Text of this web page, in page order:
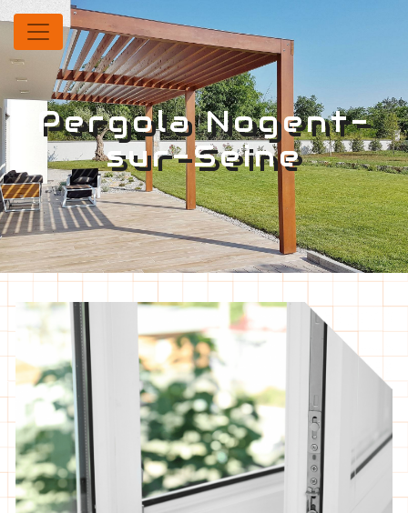
Panneau de gestion des cookies
Pergola Nogent-
sur-Seine